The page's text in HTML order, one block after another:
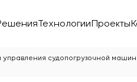
ТехнологииПроекты
управления судопогрузочной